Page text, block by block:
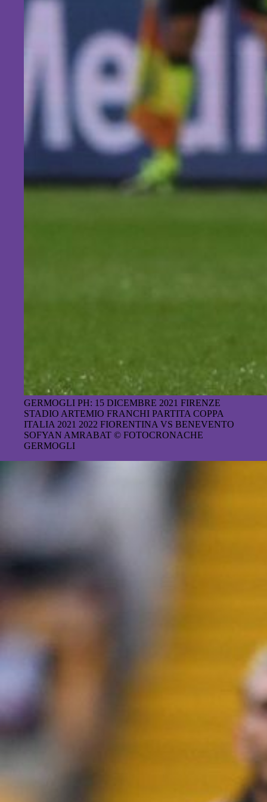
GERMOGLI PH: 15 DICEMBRE 2021 FIRENZE
STADIO ARTEMIO FRANCHI PARTITA COPPA
ITALIA 2021 2022 FIORENTINA VS BENEVENTO
SOFYAN AMRABAT © FOTOCRONACHE
GERMOGLI